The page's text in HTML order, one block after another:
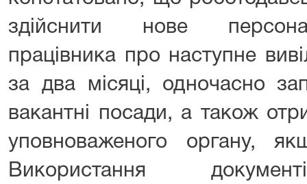
здійснити нове
працівника про наступне
за два місяці, одночасно
вакантні посади, а також
уповноваженого органу,
Використання